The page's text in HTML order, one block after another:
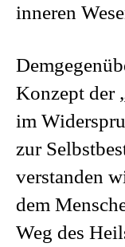
inneren
Konzept der
im
zur
verstanden
dem
Weg des